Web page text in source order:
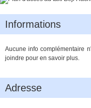
Informations
Aucune info complémentaire
joindre pour en savoir plus.
Adresse